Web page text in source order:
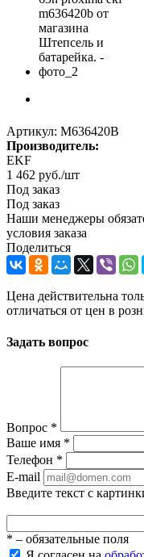
Артикул: M636420B
Производитель:
EKF
1 462 руб./шт
Под заказ
Под заказ
Наши менеджеры
условия заказа
Поделиться
Цена действительна
отличаться от цен в
Задать вопрос
Вопрос *
Ваше имя *
Телефон *
E-mail
Введите текст с
* – обязательные поля